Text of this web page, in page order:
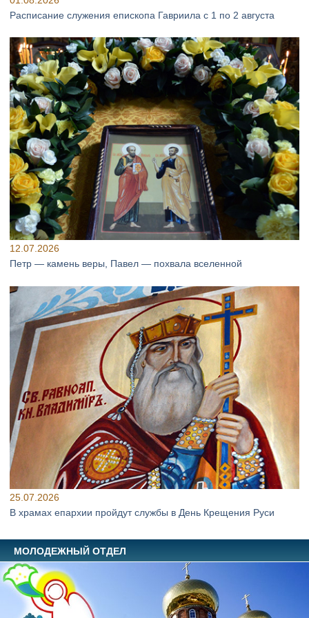
Расписание служения епископа Гавриила с 1 по 2 августа
12.07.2026
Петр — камень веры, Павел — похвала вселенной
25.07.2026
В храмах епархии пройдут службы в День Крещения Руси
МОЛОДЕЖНЫЙ ОТДЕЛ